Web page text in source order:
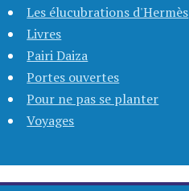
Les élucubrations d'Hermès
Livres
Pairi Daiza
Portes ouvertes
Pour ne pas se planter
Voyages